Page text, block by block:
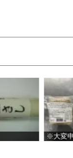
※大変申し訳...